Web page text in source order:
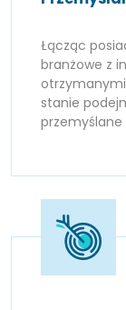
Łącząc
branżowe z
stanie
przemyślane